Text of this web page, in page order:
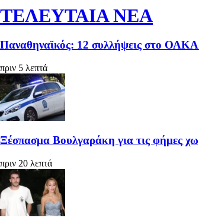
ΤΕΛΕΥΤΑΙΑ ΝΕΑ
Παναθηναϊκός: 12 συλλήψεις στο
πριν 5 λεπτά
Ξέσπασμα Βουλγαράκη για τις φήμες
πριν 20 λεπτά